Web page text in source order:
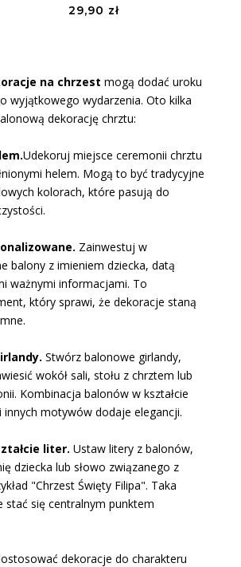
29,90 zł
na chrzest mogą dodać uroku
wyjątkowego wydarzenia. Oto kilka
dekorację chrztu:
Udekoruj miejsce ceremonii chrztu
helem. Mogą to być tradycyjne
kolorach, które pasują do
Zainwestuj w
balony z imieniem dziecka, datą
ważnymi informacjami. To
który sprawi, że dekoracje staną
Stwórz balonowe girlandy,
wokół sali, stołu z chrztem lub
Kombinacja balonów w kształcie
innych motywów dodaje elegancji.
liter. Ustaw litery z balonów,
dziecka lub słowo związanego z
"Chrzest Święty Filipa". Taka
stać się centralnym punktem
dekoracje do charakteru